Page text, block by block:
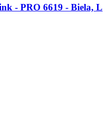
- PRO 6619 - Biela, L